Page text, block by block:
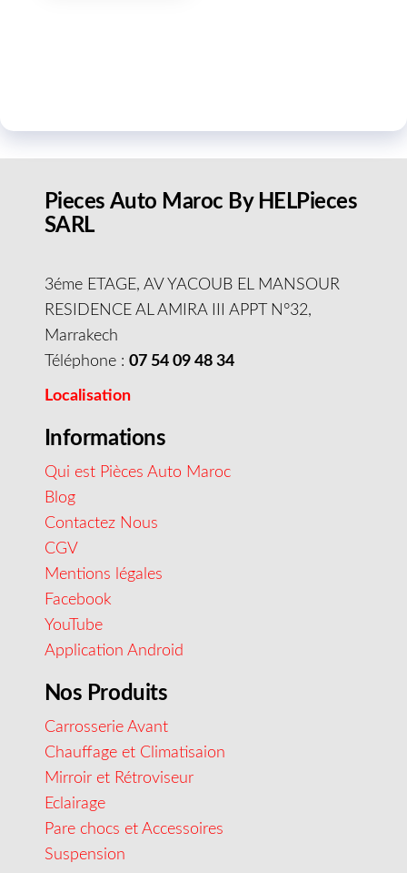
Pieces Auto Maroc By HELPieces
SARL
3éme ETAGE, AV YACOUB EL MANSOUR
RESIDENCE AL AMIRA III APPT N°32,
Marrakech
Téléphone : 07 54 09 48 34
Localisation
Informations
Qui est Pièces Auto Maroc
Blog
Contactez Nous
CGV
Mentions légales
Facebook
YouTube
Application Android
Nos Produits
Carrosserie Avant
Chauffage et Climatisaion
Mirroir et Rétroviseur
Eclairage
Pare chocs et Accessoires
Suspension